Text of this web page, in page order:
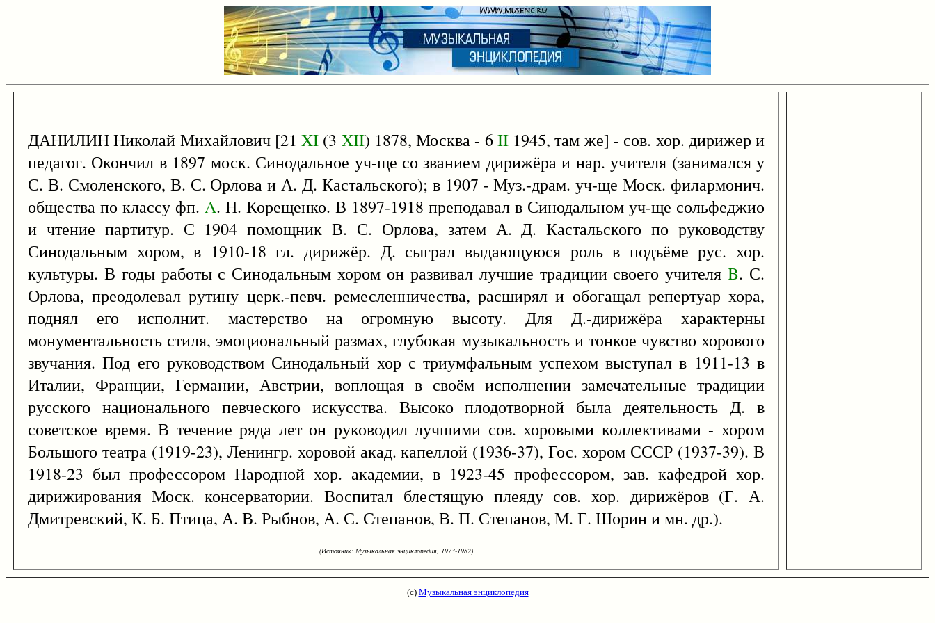
ДАНИЛИН Николай Михайлович [21XI (3 XII) 1878, Москва - 6II1945, там же] - сов. хор. дирижер и
педагог. Окончил в 1897 моск. Синодальное уч-ще со званием дирижёра и нар. учителя (занимался у
С. В. Смоленского, В. С. Орлова и А. Д. Кастальского); в 1907 - Муз.-драм. уч-ще Моск. филармонич.
общества по классу фп. A. Н. Корещенко. В 1897-1918 преподавал в Синодальном уч-ще сольфеджио
и чтение партитур. С 1904 помощник В. С. Орлова, затем А. Д. Кастальского по руководству
Синодальным хором, в 1910-18 гл. дирижёр. Д. сыграл выдающуюся роль в подъёме рус. хор.
культуры. В годы работы с Синодальным хором он развивал лучшие традиции своего учителяB. С.
Орлова, преодолевал рутину церк.-певч. ремесленничества, расширял и обогащал репертуар хора,
поднял его исполнит. мастерство на огромную высоту. Для Д.-дирижёра характерны
монументальность стиля, эмоциональный размах, глубокая музыкальность и тонкое чувство хорового
звучания. Под его руководством Синодальный хор с триумфальным успехом выступал в 1911-13 в
Италии, Франции, Германии, Австрии, воплощая в своём исполнении замечательные традиции
русского национального певческого искусства. Высоко плодотворной была деятельность Д. в
советское время. В течение ряда лет он руководил лучшими сов. хоровыми коллективами - хором
Большого театра (1919-23), Ленингр. хоровой акад. капеллой (1936-37), Гос. хором СССР (1937-39). В
1918-23 был профессором Народной хор. академии, в 1923-45 профессором, зав. кафедрой хор.
дирижирования Моск. консерватории. Воспитал блестящую плеяду сов. хор. дирижёров (Г. А.
Дмитревский, К. Б. Птица, А. В. Рыбнов, А. С. Степанов, В. П. Степанов, М. Г. Шорин и мн. др.).
(Источник: Музыкальная энциклопедия, 1973-1982)
(с) Музыкальная энциклопедия